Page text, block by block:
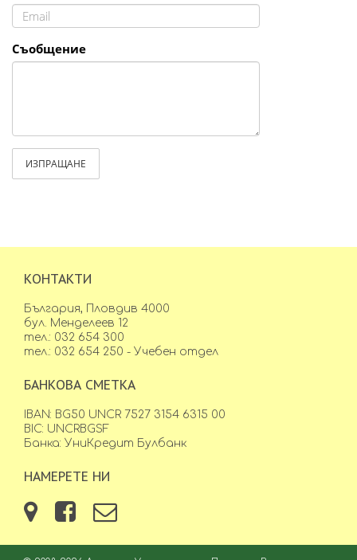
Съобщение
ИЗПРАЩАНЕ
КОНТАКТИ
България, Пловдив 4000
бул. Менделеев 12
тел.: 032 654 300
тел.: 032 654 250 - Учебен отдел
БАНКОВА СМЕТКА
IBAN: BG50 UNCR 7527 3154 6315 00
BIC: UNCRBGSF
Банка: УниКредит Булбанк
НАМЕРЕТЕ НИ